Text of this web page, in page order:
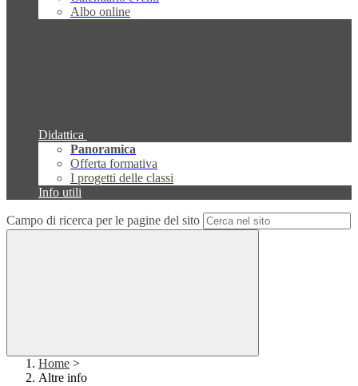
Albo online
Didattica
Panoramica
Offerta formativa
I progetti delle classi
Info utili
Campo di ricerca per le pagine del sito
Home >
Altre info